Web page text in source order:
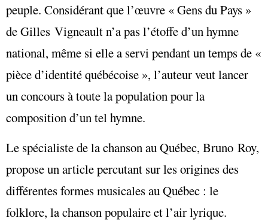
peuple. Considérant que l’œuvre « Gens du Pays »
de Gilles Vigneault n’a pas l’étoffe d’un hymne
national, même si elle a servi pendant un temps de «
pièce d’identité québécoise », l’auteur veut lancer
un concours à toute la population pour la
composition d’un tel hymne.
Le spécialiste de la chanson au Québec, Bruno Roy,
propose un article percutant sur les origines des
différentes formes musicales au Québec : le
folklore, la chanson populaire et l’air lyrique.